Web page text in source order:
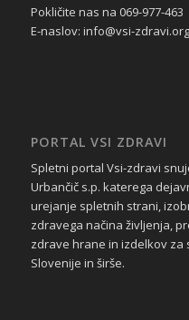
Pokličite nas na 069-977-463
E-naslov: info@vsi-zdravi.org
PORTAL VSI ZDRAVI
Spletni portal Vsi-zdravi
Urbančič s.p. katerega
urejanje spletnih strani,
zdravega načina življenja,
zdrave hrane in izdelkov za
Slovenije in širše.